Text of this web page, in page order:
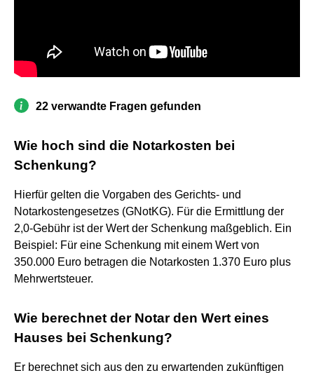
22 verwandte Fragen gefunden
Wie hoch sind die Notarkosten bei
Schenkung?
Hierfür gelten die Vorgaben des Gerichts- und
Notarkostengesetzes (GNotKG). Für die Ermittlung der
2,0-Gebühr ist der Wert der Schenkung maßgeblich. Ein
Beispiel: Für eine Schenkung mit einem Wert von
350.000 Euro betragen die Notarkosten 1.370 Euro plus
Mehrwertsteuer.
Wie berechnet der Notar den Wert eines
Hauses bei Schenkung?
Er berechnet sich aus den zu erwartenden zukünftigen